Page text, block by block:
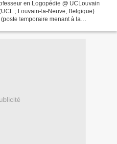
en Logopédie @ UCLouvain
; Louvain-la-Neuve, Belgique)
temporaire menant à la